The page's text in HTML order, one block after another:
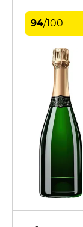
94/100